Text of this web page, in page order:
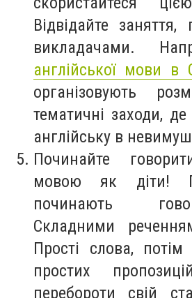
Відвідайте заняття,
викладачами.
англійської мови в
організовують
тематичні заходи,
англійську в
Починайте
мовою як діти!
починають
Складними
Прості слова,
простих
перебороти свій